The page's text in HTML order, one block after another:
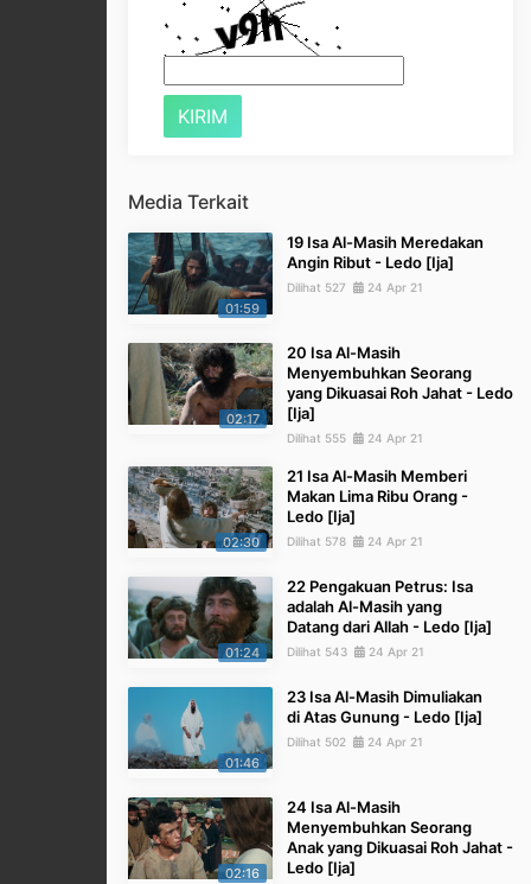
Media Terkait
01:59
19 Isa Al-Masih Meredakan
Angin Ribut - Ledo [Ija]
Dilihat 527 24 Apr 21
02:17
20 Isa Al-Masih
Menyembuhkan Seorang
yang Dikuasai Roh Jahat - Ledo
[Ija]
Dilihat 555 24 Apr 21
02:30
21 Isa Al-Masih Memberi
Makan Lima Ribu Orang -
Ledo [Ija]
Dilihat 578 24 Apr 21
01:24
22 Pengakuan Petrus: Isa
adalah Al-Masih yang
Datang dari Allah - Ledo [Ija]
Dilihat 543 24 Apr 21
01:46
23 Isa Al-Masih Dimuliakan
di Atas Gunung - Ledo [Ija]
Dilihat 502 24 Apr 21
02:16
24 Isa Al-Masih
Menyembuhkan Seorang
Anak yang Dikuasai Roh Jahat -
Ledo [Ija]